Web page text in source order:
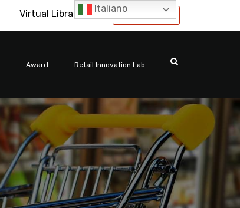
International
Virtual Library
Award Retail Innovation Lab
Italiano